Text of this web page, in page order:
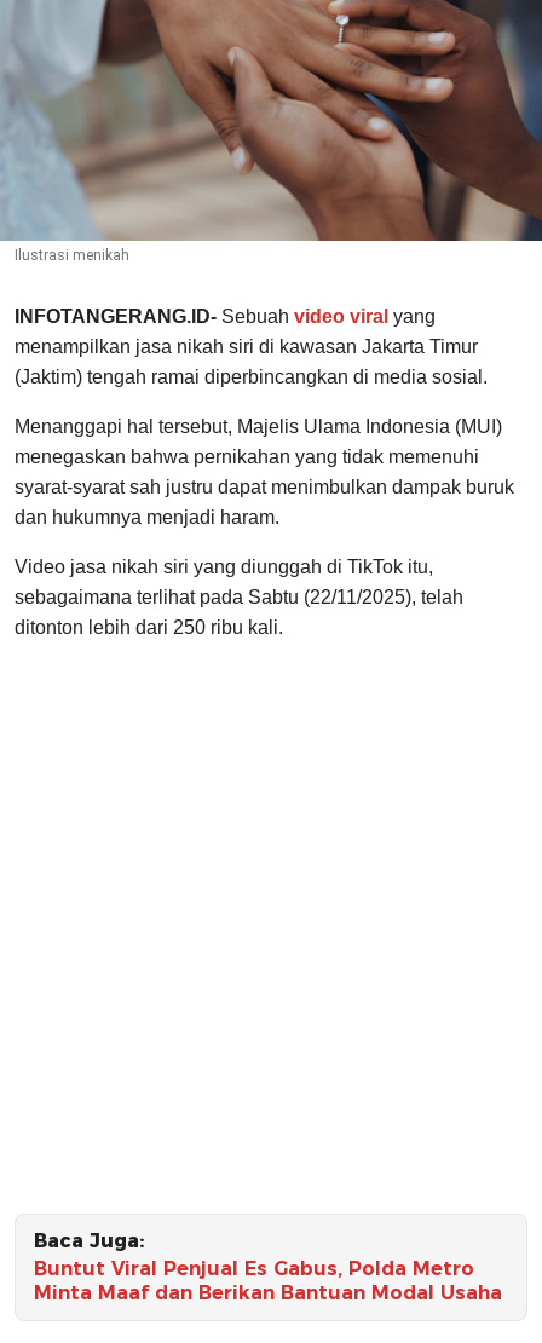
Ilustrasi menikah
INFOTANGERANG.ID- Sebuah video viral yang
menampilkan jasa nikah siri di kawasan Jakarta Timur
(Jaktim) tengah ramai diperbincangkan di media sosial.
Menanggapi hal tersebut, Majelis Ulama Indonesia (MUI)
menegaskan bahwa pernikahan yang tidak memenuhi
syarat-syarat sah justru dapat menimbulkan dampak buruk
dan hukumnya menjadi haram.
Video jasa nikah siri yang diunggah di TikTok itu,
sebagaimana terlihat pada Sabtu (22/11/2025), telah
ditonton lebih dari 250 ribu kali.
Baca Juga:
Buntut Viral Penjual Es Gabus, Polda Metro
Minta Maaf dan Berikan Bantuan Modal Usaha